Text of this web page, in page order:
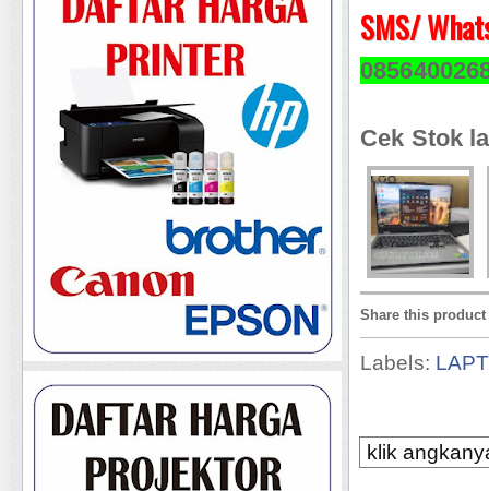
SMS/
Cek Stok
Share this product
Labels:
klik